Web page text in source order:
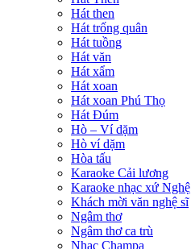
Hát then
Hát trống quân
Hát tuồng
Hát văn
Hát xẩm
Hát xoan
Hát xoan Phú Thọ
Hát Đúm
Hò – Ví dặm
Hò ví dặm
Hòa tấu
Karaoke Cải lương
Karaoke nhạc xứ Nghệ
Khách mời văn nghệ sĩ
Ngâm thơ
Ngâm thơ ca trù
Nhạc Champa